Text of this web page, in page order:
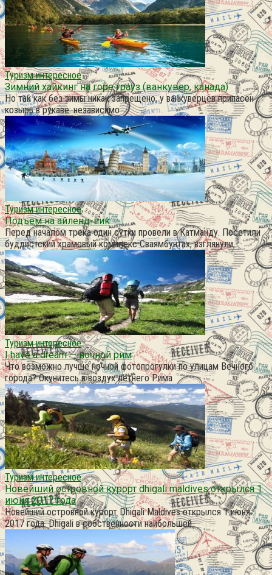
Туризм интересное
Зимний хайкинг на горе грауз (ванкувер, канада)
Но так как без зимы никак запрещено, у ванкуверцев припасен
козырь в рукаве: независимо
Туризм интересное
Подъем на айленд-пик
Перед началом трека один сутки провели в Катманду. Посетили
буддистский храмовый комплекс Сваямбунтах, взглянули,
Туризм интересное
I have a dream — ночной рим
Что возможно лучше ночной фотопрогулки по улицам Вечного
города? Окунитесь в воздух летнего Рима
Туризм интересное
Новейший островной курорт dhigali maldives открылся 1
июня 2017 года
Новейший островной курорт Dhigali Maldives открылся 1 июня
2017 года. Dhigali в собственности наибольшей